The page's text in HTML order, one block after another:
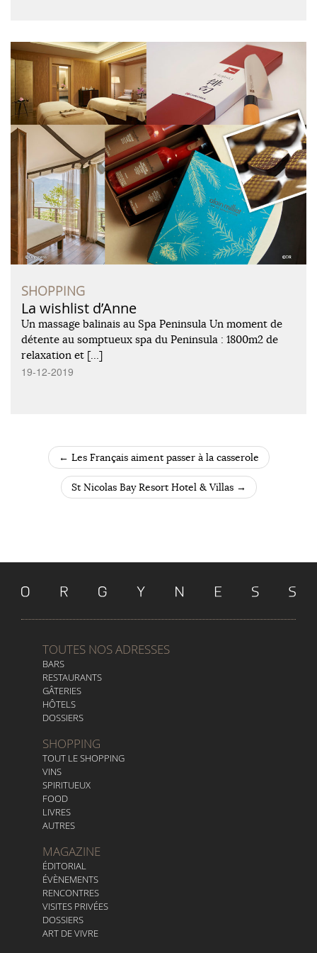
SHOPPING
La wishlist d’Anne
Un massage balinais au Spa Peninsula Un moment de
détente au somptueux spa du Peninsula : 1800m2 de
relaxation et […]
19-12-2019
POST NAVIGATION
← Les Français aiment passer à la casserole
St Nicolas Bay Resort Hotel & Villas →
TOUTES NOS ADRESSES
BARS
RESTAURANTS
GÂTERIES
HÔTELS
DOSSIERS
SHOPPING
TOUT LE SHOPPING
VINS
SPIRITUEUX
FOOD
LIVRES
AUTRES
MAGAZINE
ÉDITORIAL
ÉVÈNEMENTS
RENCONTRES
VISITES PRIVÉES
DOSSIERS
ART DE VIVRE